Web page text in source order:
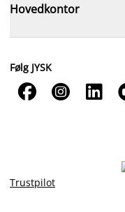
Hovedkontor
Følg JYSK
  
Trustpilot